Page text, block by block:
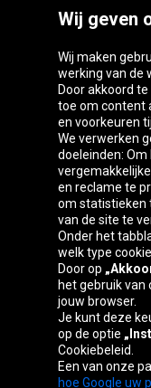
Oponeo-
Belgique
España
Österreich
Wij geven
Wij maken
werking van de
Door akkoord
toe om content
en voorkeuren
We verwerken
doeleinden:
en reclame te
om statistieken
van de site te
Onder het
welk type
Door op
het gebruik van
jouw browser.
Je kunt deze
op de optie
Cookiebeleid.
Een van onze
hoe Google uw